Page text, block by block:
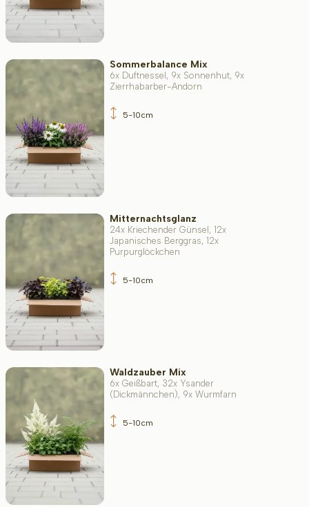
Sommerbalance Mix
6x Duftnessel, 9x Sonnenhut, 9x
Zierrhabarber-Andorn
5-10cm
Mitternachtsglanz
24x Kriechender Günsel, 12x
Japanisches Berggras, 12x
Purpurglöckchen
5-10cm
Waldzauber Mix
6x Geißbart, 32x Ysander
(Dickmännchen), 9x Wurmfarn
5-10cm